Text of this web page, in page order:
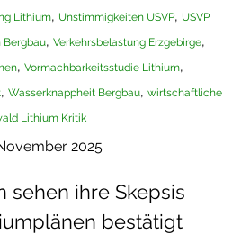
Lithium, Unstimmigkeiten USVP, USVP
Bergbau, Verkehrsbelastung Erzgebirge,
, Vormachbarkeitsstudie Lithium,
, Wasserknappheit Bergbau, wirtschaftliche
Lithium Kritik
2025
sehen ihre Skepsis
bestätigt